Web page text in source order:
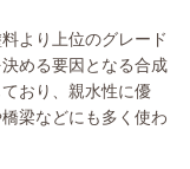
より上位のグレード
める要因となる合成
おり、親水性に優
梁などにも多く使わ